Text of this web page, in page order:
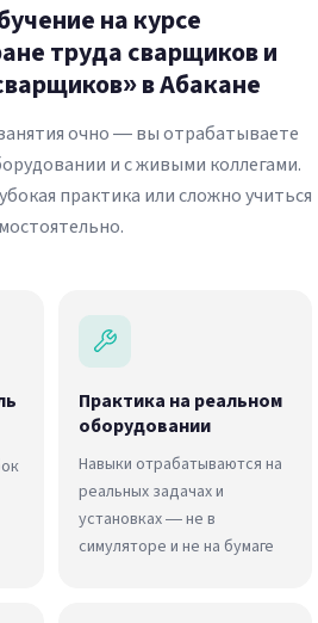
на курсе
труда сварщиков и
в Абакане
очно — вы отрабатываете
и с живыми коллегами.
практика или сложно учиться
Практика на реальном
оборудовании
Навыки отрабатываются на
реальных задачах и
установках — не в
симуляторе и не на бумаге